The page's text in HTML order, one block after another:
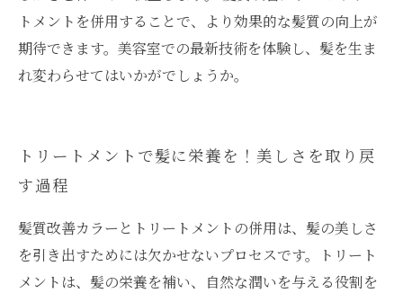
トメントを併用することで、より効果的な髪質の向上が
期待できます。美容室での最新技術を体験し、髪を生ま
れ変わらせてはいかがでしょうか。
トリートメントで髪に栄養を！美しさを取り戻
す過程
髪質改善カラーとトリートメントの併用は、髪の美しさ
を引き出すためには欠かせないプロセスです。トリート
メントは、髪の栄養を補い、自然な潤いを与える役割を